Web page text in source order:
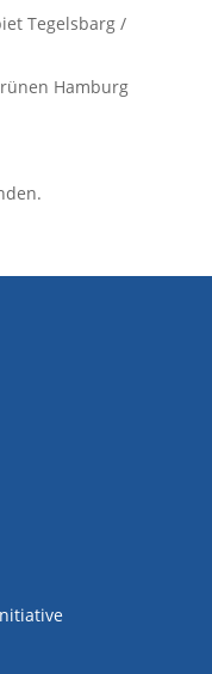
Tegelsbarg /
Hamburg